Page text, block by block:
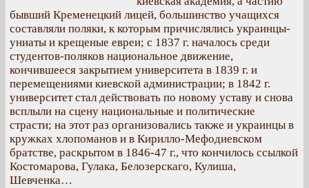
бывший Кременецкий лицей, большинство учащихся
составляли поляки, к которым причислялись украинцы-
униаты и крещеные евреи; с 1837 г. началось среди
студентов-поляков национальное движение,
кончившееся закрытием университета в 1839 г. и
перемещениями киевской администрации; в 1842 г.
университет стал действовать по новому уставу и снова
всплыли на сцену национальные и политические
страсти; на этот раз организовались также и украинцы в
кружках хлопоманов и в Кирилло-Мефодиевском
братстве, раскрытом в 1846-47 г., что кончилось ссылкой
Костомарова, Гулака, Белозерскаго, Кулиша,
Шевченка…